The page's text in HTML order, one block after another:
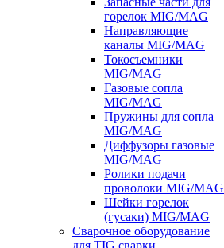
горелок MIG/MAG
Направляющие
каналы MIG/MAG
Токосъемники
MIG/MAG
Газовые сопла
MIG/MAG
Пружины для сопла
MIG/MAG
Диффузоры газовые
MIG/MAG
Ролики подачи
проволоки MIG/MAG
Шейки горелок
(гусаки) MIG/MAG
Сварочное оборудование
для TIG сварки